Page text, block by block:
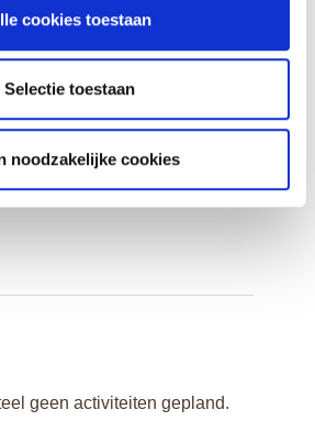
cookies toestaan
Selectie toestaan
noodzakelijke cookies
advies
rondleiding
geen activiteiten gepland.